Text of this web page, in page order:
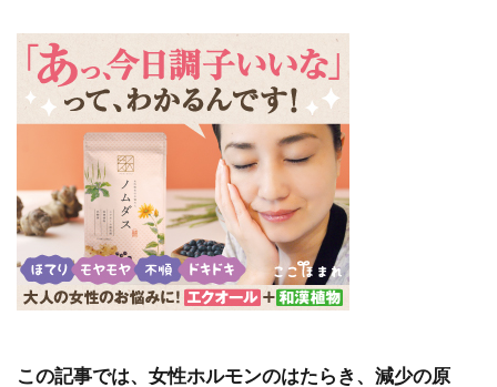
この記事では、女性ホルモンのはたらき、減少の原